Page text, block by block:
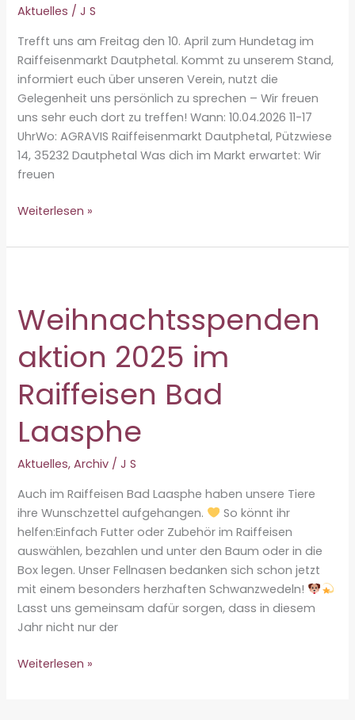
Aktuelles /J S
Trefft uns am Freitag den 10. April zum Hundetag im
Raiffeisenmarkt Dautphetal. Kommt zu unserem Stand,
informiert euch über unseren Verein, nutzt die
Gelegenheit uns persönlich zu sprechen – Wir freuen
uns sehr euch dort zu treffen! Wann: 10.04.2026 11-17
UhrWo: AGRAVIS Raiffeisenmarkt Dautphetal, Pützwiese
14, 35232 Dautphetal Was dich im Markt erwartet: Wir
freuen
im
Wir
sind
dabei!
Weiterlesen »
Weihnachtsspenden
aktion 2025 im
Raiffeisen Bad
Laasphe
Aktuelles,Archiv /J S
Auch im Raiffeisen Bad Laasphe haben unsere Tiere
ihre Wunschzettel aufgehangen.
So könnt ihr
helfen:Einfach Futter oder Zubehör im Raiffeisen
auswählen, bezahlen und unter den Baum oder in die
Box legen. Unser Fellnasen bedanken sich schon jetzt
mit einem besonders herzhaften Schwanzwedeln!
Lasst uns gemeinsam dafür sorgen, dass in diesem
Jahr nicht nur der
Weihnachtsspendenaktion
Weiterlesen »